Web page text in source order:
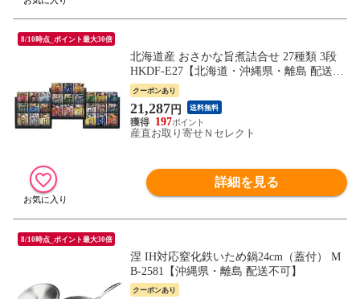
8/10時点_ポイント最大30倍
北海道産 おさかな旨煮詰合せ 27種類 3段
HKDF-E27【北海道・沖縄県・離島 配送不
可】
クーポンあり
21,287円 送料無料
197
産直お取り寄せＮセレクト
詳細を見る
8/10時点_ポイント最大30倍
涅 IH対応窒化鉄いため鍋24cm（蓋付） M
B-2581【沖縄県・離島 配送不可】
クーポンあり